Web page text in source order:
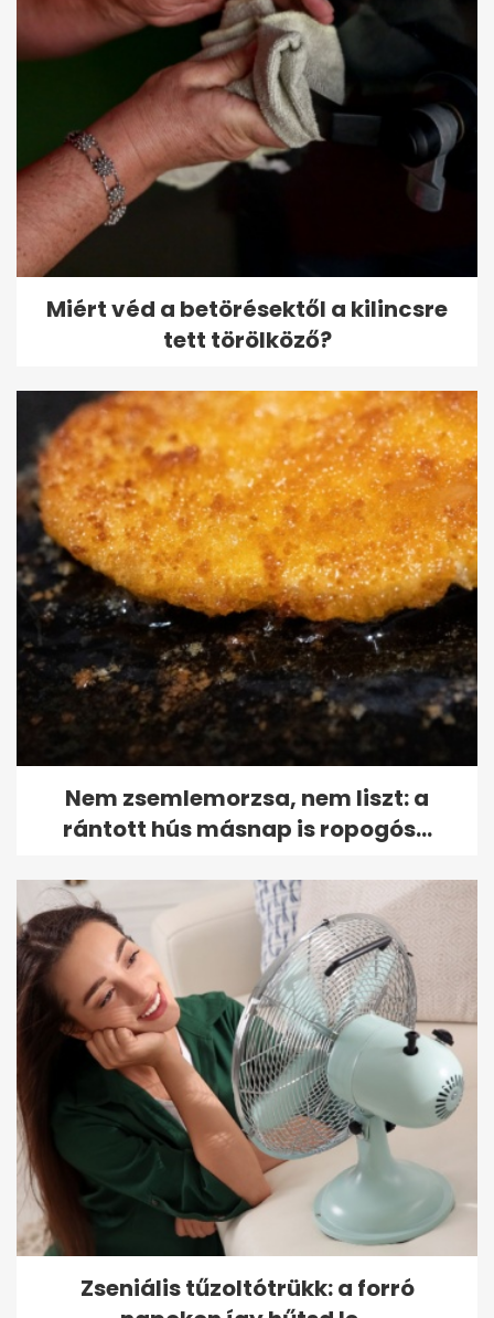
Miért véd a betörésektől a kilincsre
tett törölköző?
Nem zsemlemorzsa, nem liszt: a
rántott hús másnap is ropogós...
Zseniális tűzoltótrükk: a forró